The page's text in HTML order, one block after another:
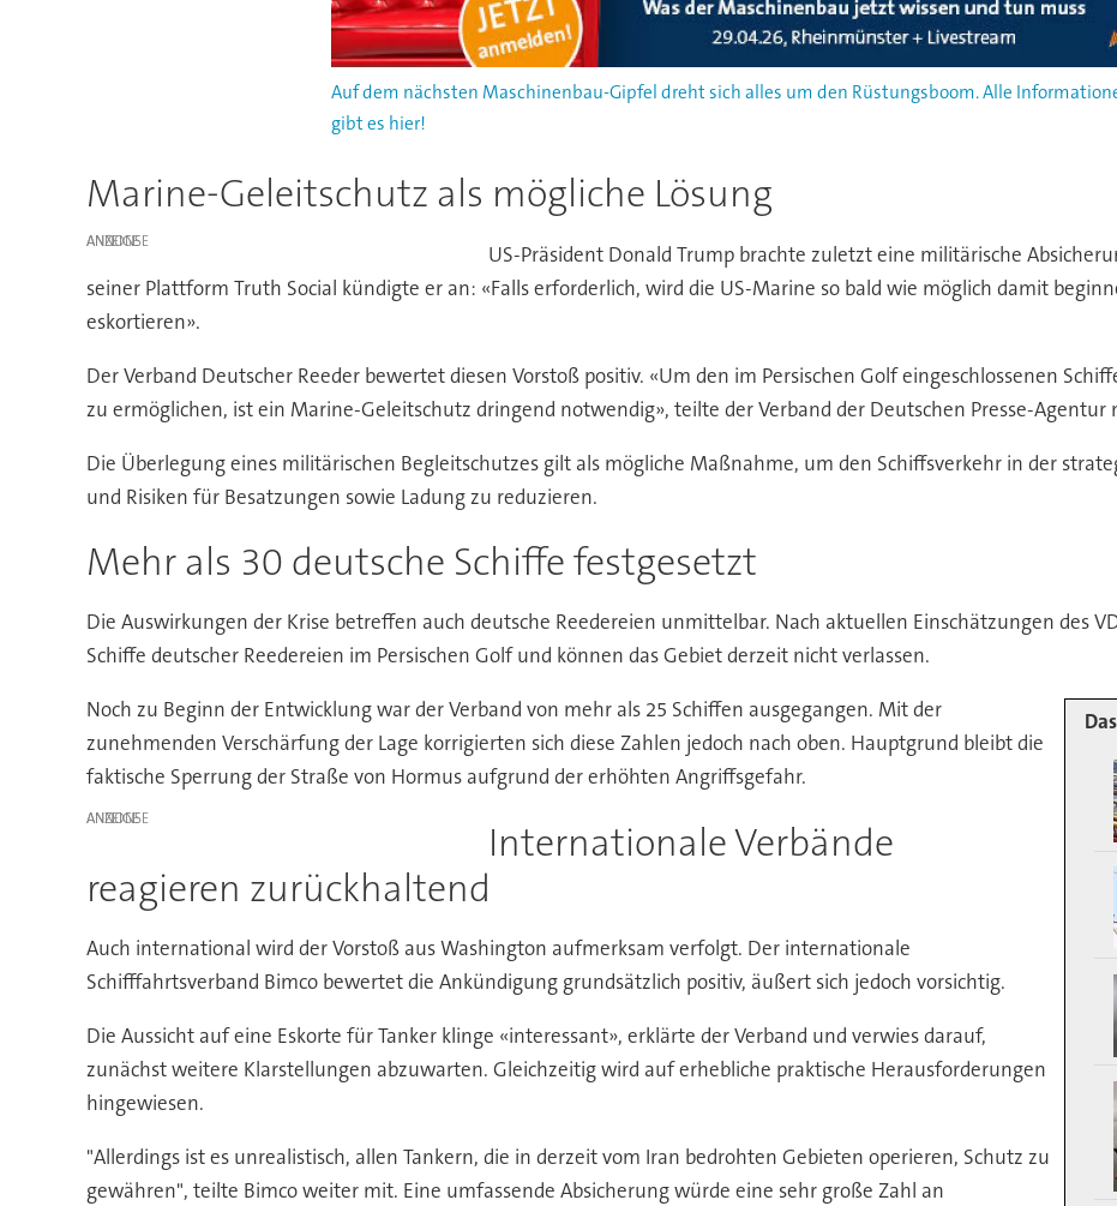
Auf dem nächsten Maschinenbau-Gipfel dreht sich alles um den Rüstungsboom. Alle
gibt es hier!
Marine-Geleitschutz als mögliche Lösung
ANZEIGE
US-Präsident Donald Trump brachte zuletzt eine militärische
seiner Plattform Truth Social kündigte er an: «Falls erforderlich, wird die US-Marine so bald wie möglich damit
eskortieren».
Der Verband Deutscher Reeder bewertet diesen Vorstoß positiv. «Um den im Persischen Golf eingeschlossenen
zu ermöglichen, ist ein Marine-Geleitschutz dringend notwendig», teilte der Verband der Deutschen Presse-Agentur
Die Überlegung eines militärischen Begleitschutzes gilt als mögliche Maßnahme, um den Schiffsverkehr in der
und Risiken für Besatzungen sowie Ladung zu reduzieren.
Mehr als 30 deutsche Schiffe festgesetzt
Die Auswirkungen der Krise betreffen auch deutsche Reedereien unmittelbar. Nach aktuellen Einschätzungen des
Schiffe deutscher Reedereien im Persischen Golf und können das Gebiet derzeit nicht verlassen.
Noch zu Beginn der Entwicklung war der Verband von mehr als 25 Schiffen ausgegangen. Mit der
zunehmenden Verschärfung der Lage korrigierten sich diese Zahlen jedoch nach oben. Hauptgrund bleibt die
faktische Sperrung der Straße von Hormus aufgrund der erhöhten Angriffsgefahr.
ANZEIGE
Internationale Verbände
reagieren zurückhaltend
Auch international wird der Vorstoß aus Washington aufmerksam verfolgt. Der internationale
Schifffahrtsverband Bimco bewertet die Ankündigung grundsätzlich positiv, äußert sich jedoch vorsichtig.
Die Aussicht auf eine Eskorte für Tanker klinge «interessant», erklärte der Verband und verwies darauf,
zunächst weitere Klarstellungen abzuwarten. Gleichzeitig wird auf erhebliche praktische Herausforderungen
hingewiesen.
"Allerdings ist es unrealistisch, allen Tankern, die in derzeit vom Iran bedrohten Gebieten operieren, Schutz zu
gewähren", teilte Bimco weiter mit. Eine umfassende Absicherung würde eine sehr große Zahl an